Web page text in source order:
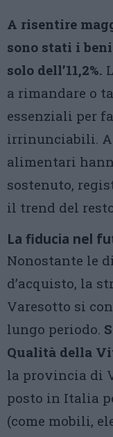
A risentire
sono stati i
solo dell’11,2%.
a rimandare o
essenziali per
irrinunciabili.
alimentari
sostenuto,
il trend del
La fiducia nel
Nonostante le
d’acquisto, la
Varesotto si
lungo periodo.
Qualità della
la provincia di
posto in Italia
(come mobili,